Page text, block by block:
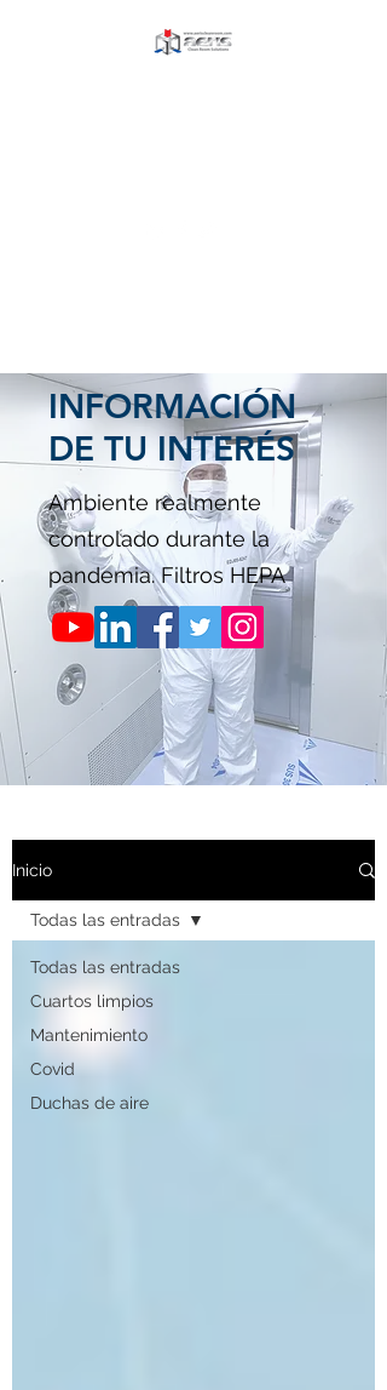
Inicio
Todas las entradas
Cuartos limpios
Mantenimiento
Covid
Duchas de aire
Todas las entradas
INFORMACIÓN
DE TU INTERÉS
Ambiente realmente
controlado durante la
pandemia. Filtros HEPA